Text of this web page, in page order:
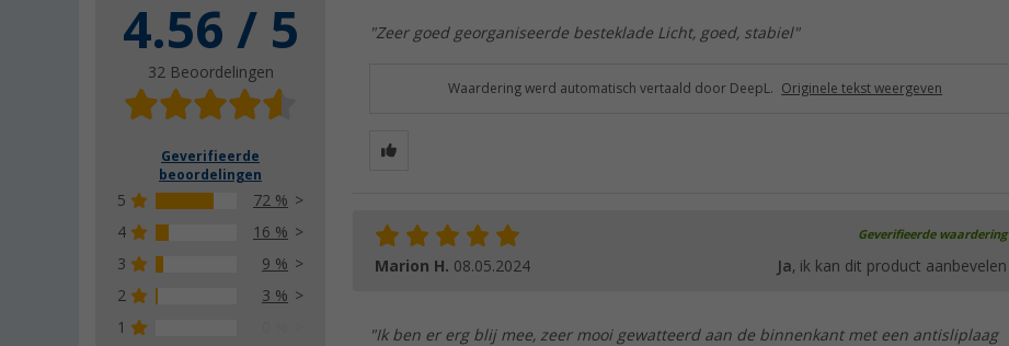
4.56 / 5
32 Beoordelingen
Geverifieerde
beoordelingen
5
72 %
4
16 %
3
9 %
2
3 %
1
"Zeer goed georganiseerde besteklade Licht, goed, stabiel"
Waardering werd automatisch vertaald door DeepL. Originele tekst weergeven
Geverifieerde waardering
Marion H. 08.05.2024 Ja, ik kan dit product aanbevelen
"Ik ben er erg blij mee, zeer mooi gewatteerd aan de binnenkant met een antisliplaag